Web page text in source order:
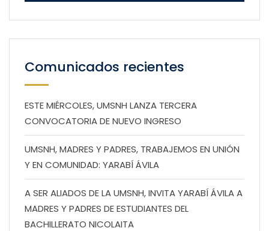
Comunicados recientes
ESTE MIÉRCOLES, UMSNH LANZA TERCERA
CONVOCATORIA DE NUEVO INGRESO
UMSNH, MADRES Y PADRES, TRABAJEMOS EN UNIÓN
Y EN COMUNIDAD: YARABÍ ÁVILA
A SER ALIADOS DE LA UMSNH, INVITA YARABÍ ÁVILA A
MADRES Y PADRES DE ESTUDIANTES DEL
BACHILLERATO NICOLAITA